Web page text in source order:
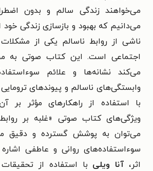
می‌خواهند زندگی سالم و بدون
می‌دانیم که بهبود و بازسازی زندگی
ناشی از روابط ناسالم یکی از مشکلات
اجتماعی است. این کتاب صوتی به
می‌کند نشانه‌ها و علائم
وابستگی‌های ناسالم و پیوندهای
با استفاده از راهکارهای مؤثر بر
ویژگی‌های کتاب صوتی «غلبه بر
می‌توان به پوشش گسترده و دقیق
سوءاستفاده‌های روانی و عاطفی
اثر، آنا ویلی با استفاده از